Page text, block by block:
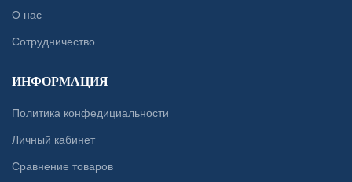
О нас
Сотрудничество
ИНФОРМАЦИЯ
Политика конфедициальности
Личный кабинет
Сравнение товаров